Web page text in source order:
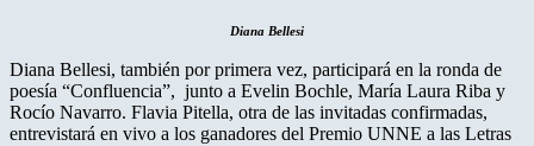
Diana Bellesi
Diana Bellesi, también por primera vez, participará en la ronda de
poesía “Confluencia”, junto a Evelin Bochle, María Laura Riba y
Rocío Navarro. Flavia Pitella, otra de las invitadas confirmadas,
entrevistará en vivo a los ganadores del Premio UNNE a las Letras